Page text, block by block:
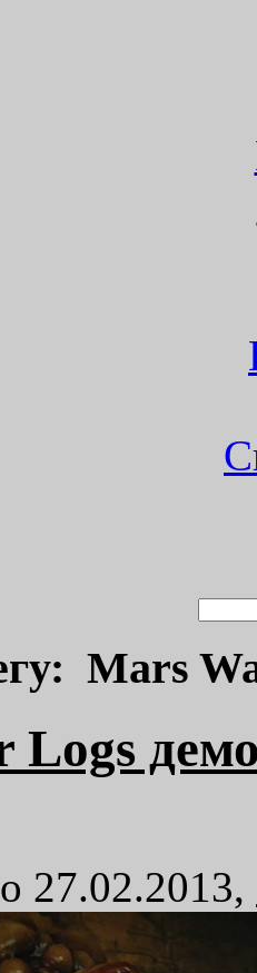
Mars
27.02.2013,